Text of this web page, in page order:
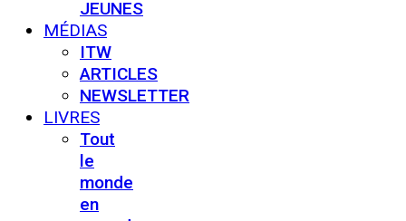
JEUNES
MÉDIAS
ITW
ARTICLES
NEWSLETTER
LIVRES
Tout
le
monde
en